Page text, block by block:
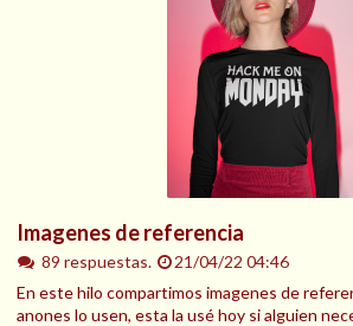
Imagenes de referencia
89 respuestas.
21/04/22 04:46
En este hilo compartimos imagenes de
anones lo usen, esta la usé hoy si alguien